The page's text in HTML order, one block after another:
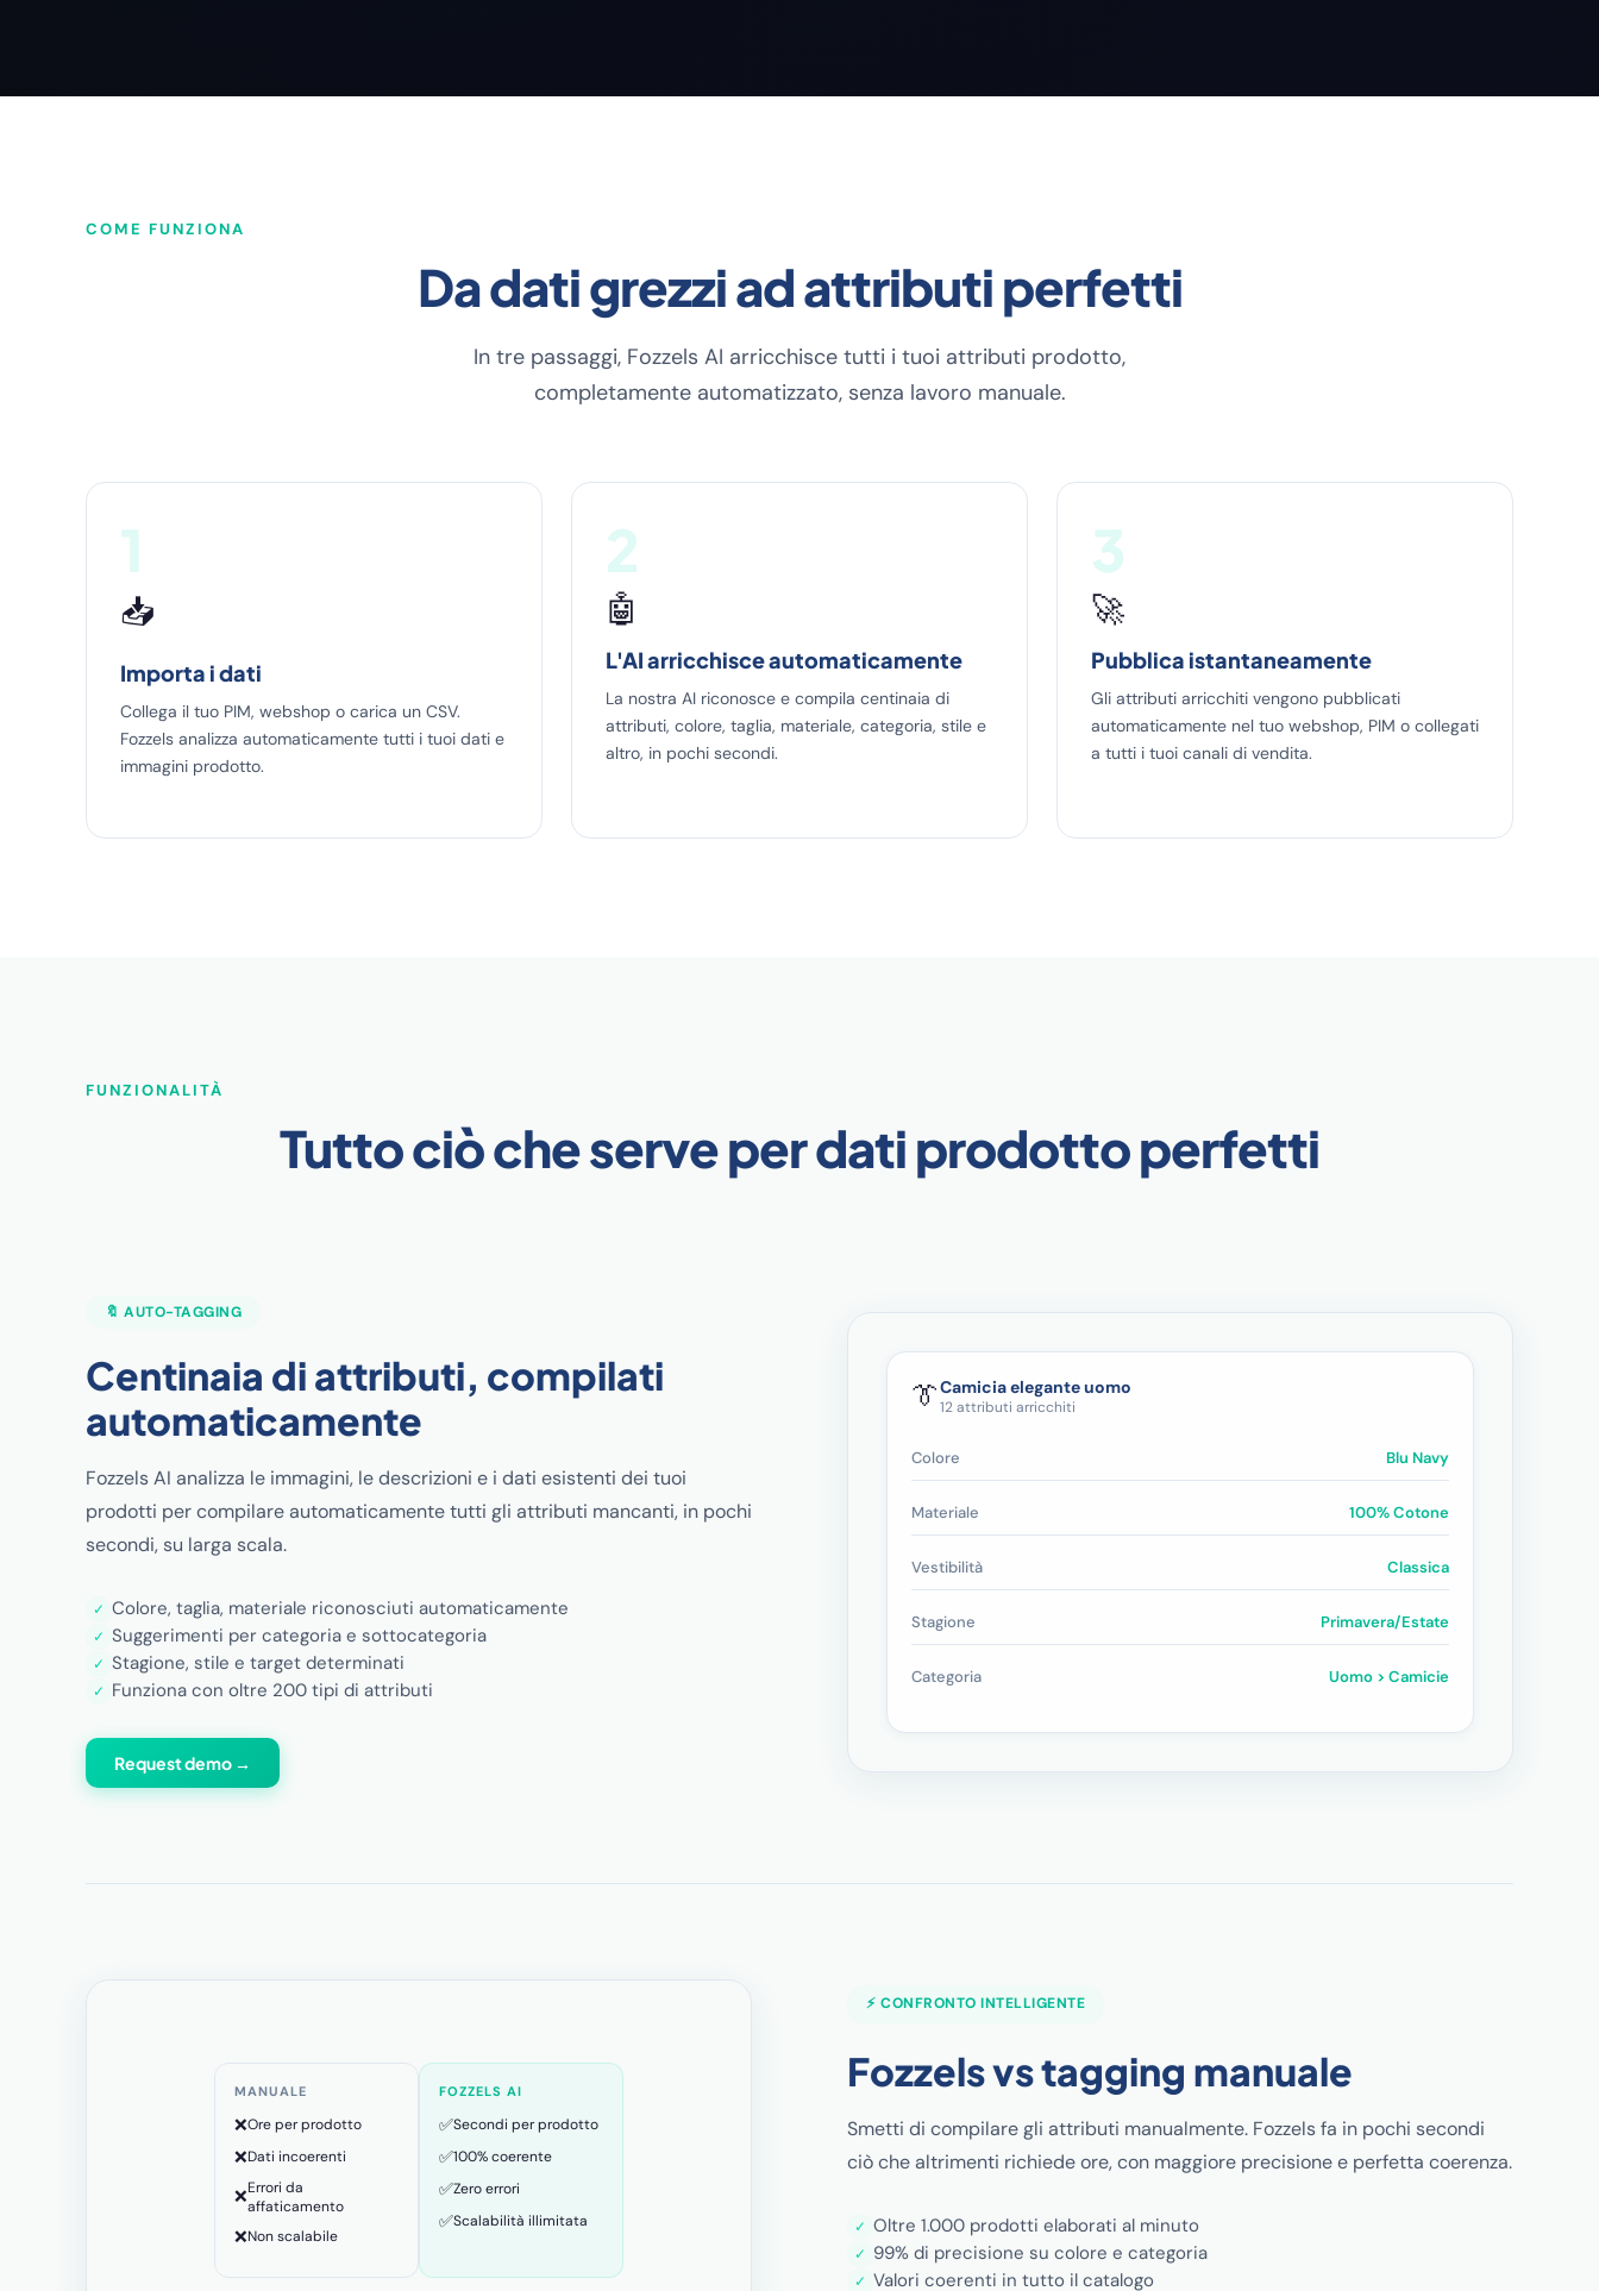
COME FUNZIONA
Da dati grezzi ad attributi perfetti
In tre passaggi, Fozzels AI arricchisce tutti i tuoi attributi prodotto,
completamente automatizzato, senza lavoro manuale.
1
📥
Importa i dati
Collega il tuo PIM, webshop o carica un CSV.
Fozzels analizza automaticamente tutti i tuoi dati e
immagini prodotto.
2
🤖
L'AI arricchisce automaticamente
La nostra AI riconosce e compila centinaia di
attributi, colore, taglia, materiale, categoria, stile e
altro, in pochi secondi.
3
🚀
Pubblica istantaneamente
Gli attributi arricchiti vengono pubblicati
automaticamente nel tuo webshop, PIM o collegati
a tutti i tuoi canali di vendita.
FUNZIONALITÀ
Tutto ciò che serve per dati prodotto perfetti
🔖 AUTO-TAGGING
Centinaia di attributi, compilati
automaticamente
Fozzels AI analizza le immagini, le descrizioni e i dati esistenti dei tuoi
prodotti per compilare automaticamente tutti gli attributi mancanti, in pochi
secondi, su larga scala.
✓ Colore, taglia, materiale riconosciuti automaticamente
✓ Suggerimenti per categoria e sottocategoria
✓ Stagione, stile e target determinati
✓ Funziona con oltre 200 tipi di attributi
Request demo →
👔Camicia elegante uomo
12 attributi arricchiti
Colore Blu Navy
Materiale 100% Cotone
Vestibilità Classica
Stagione Primavera/Estate
Categoria Uomo > Camicie
⚡ CONFRONTO INTELLIGENTE
Fozzels vs tagging manuale
Smetti di compilare gli attributi manualmente. Fozzels fa in pochi secondi
ciò che altrimenti richiede ore, con maggiore precisione e perfetta coerenza.
✓ Oltre 1.000 prodotti elaborati al minuto
✓ 99% di precisione su colore e categoria
✓ Valori coerenti in tutto il catalogo
MANUALE
❌Ore per prodotto
❌Dati incoerenti
❌Errori da
affaticamento
❌Non scalabile
FOZZELS AI
✅Secondi per prodotto
✅100% coerente
✅Zero errori
✅Scalabilità illimitata